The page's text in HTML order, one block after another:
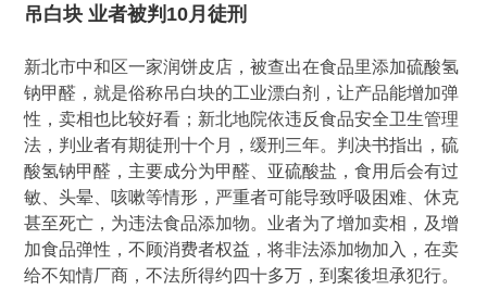
吊白块 业者被判10月徒刑
新北市中和区一家润饼皮店，被查出在食品里添加硫酸氢
钠甲醛，就是俗称吊白块的工业漂白剂，让产品能增加弹
性，卖相也比较好看；新北地院依违反食品安全卫生管理
法，判业者有期徒刑十个月，缓刑三年。判决书指出，硫
酸氢钠甲醛，主要成分为甲醛、亚硫酸盐，食用后会有过
敏、头晕、咳嗽等情形，严重者可能导致呼吸困难、休克
甚至死亡，为违法食品添加物。业者为了增加卖相，及增
加食品弹性，不顾消费者权益，将非法添加物加入，在卖
给不知情厂商，不法所得约四十多万，到案後坦承犯行。